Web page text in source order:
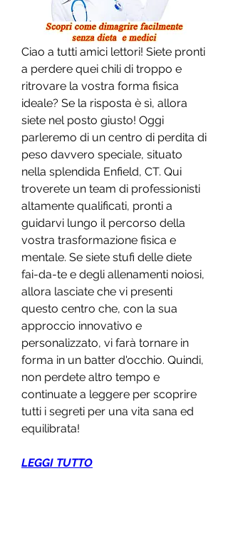
Ciao a tutti amici lettori! Siete pronti
a perdere quei chili di troppo e
ritrovare la vostra forma fisica
ideale? Se la risposta è sì, allora
siete nel posto giusto! Oggi
parleremo di un centro di perdita di
peso davvero speciale, situato
nella splendida Enfield, CT. Qui
troverete un team di professionisti
altamente qualificati, pronti a
guidarvi lungo il percorso della
vostra trasformazione fisica e
mentale. Se siete stufi delle diete
fai-da-te e degli allenamenti noiosi,
allora lasciate che vi presenti
questo centro che, con la sua
approccio innovativo e
personalizzato, vi farà tornare in
forma in un batter d'occhio. Quindi,
non perdete altro tempo e
continuate a leggere per scoprire
tutti i segreti per una vita sana ed
equilibrata!
LEGGI TUTTO